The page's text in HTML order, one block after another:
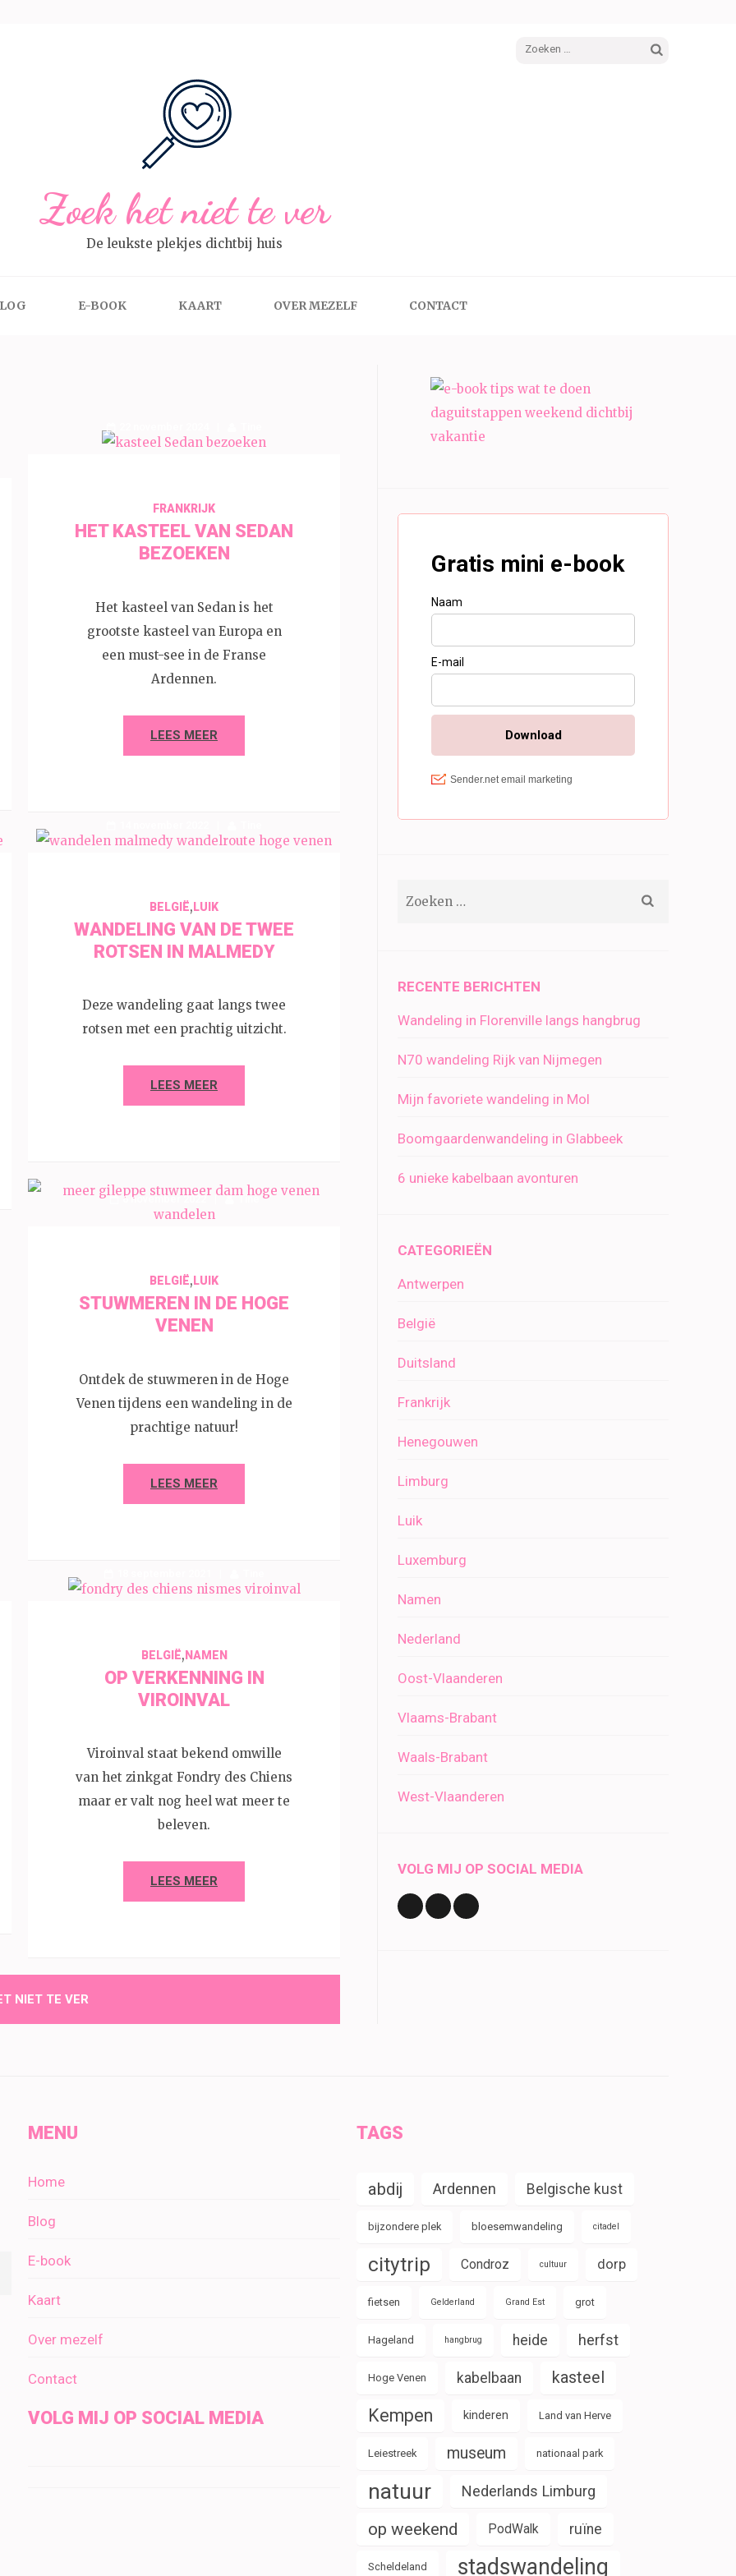
Zoeken
Zoek het niet te ver
De leukste plekjes dichtbij huis
E-BOOK KAART OVER MEZELF CONTACT
FRANKRIJK
HET KASTEEL VAN SEDAN
BEZOEKEN
Het kasteel van Sedan is het
grootste kasteel van Europa en
een must-see in de Franse
Ardennen.
LEES MEER
BELGIË,LUIK
WANDELING VAN DE TWEE
ROTSEN IN MALMEDY
Deze wandeling gaat langs twee
rotsen met een prachtig uitzicht.
LEES MEER
6 november 2022 Tine
BELGIË, LUIK
STUWMEREN IN DE HOGE
VENEN
Ontdek de stuwmeren in de Hoge
Venen tijdens een wandeling in de
prachtige natuur!
LEES MEER
BELGIË,NAMEN
OP VERKENNING IN
VIROINVAL
Viroinval staat bekend omwille
van het zinkgat Fondry des Chiens
maar er valt nog heel wat meer te
beleven.
LEES MEER
NIET TE VER
RECENTE BERICHTEN
Wandeling in Florenville langs hangbrug
N70 wandeling Rijk van Nijmegen
Mijn favoriete wandeling in Mol
Boomgaardenwandeling in Glabbeek
6 unieke kabelbaan avonturen
CATEGORIEËN
Antwerpen
België
Duitsland
Frankrijk
Henegouwen
Limburg
Luik
Luxemburg
Namen
Nederland
Oost-Vlaanderen
Vlaams-Brabant
Waals-Brabant
West-Vlaanderen
VOLG MIJ OP SOCIAL MEDIA
MENU
Home
Blog
E-book
Kaart
Over mezelf
Contact
VOLG MIJ OP SOCIAL MEDIA
TAGS
abdij Ardennen Belgische kust
bijzondere plek bloesemwandeling citadel
citytrip Condroz cultuur dorp
fietsen Gelderland Grand Est grot
Hageland hangbrug heide herfst
Hoge Venen kabelbaan kasteel
Kempen kinderen Land van Herve
Leiestreek museum nationaal park
natuur Nederlands Limburg
op weekend PodWalk ruïne
Scheldeland stadswandeling